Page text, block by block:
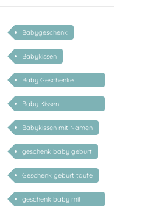
Babygeschenk
Babykissen
Baby Geschenke
personalisierbar
Baby Kissen
personalisiert
Babykissen mit Namen
geschenk baby geburt
Geschenk geburt taufe
geschenk baby mit